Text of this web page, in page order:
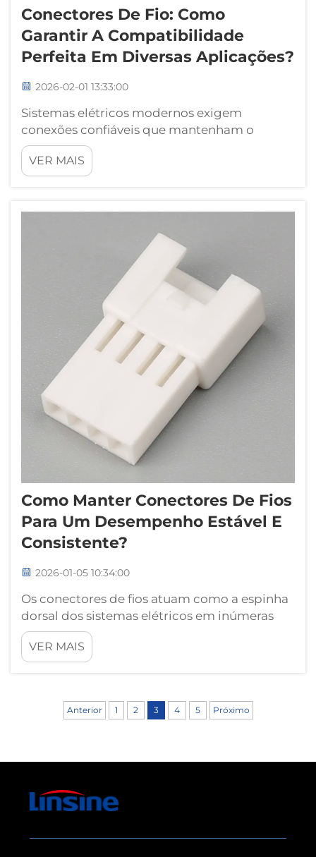
Conectores De Fio: Como
Garantir A Compatibilidade
Perfeita Em Diversas Aplicações?
2026-02-01 13:33:00
Sistemas elétricos modernos exigem
conexões confiáveis que mantenham o
desempenho em diversas aplicações e
ambientes. Os conectores de fio atuam como
a interface crítica entre os componentes
e a transmissão de energia...
VER MAIS
Como Manter Conectores De Fios
Para Um Desempenho Estável E
Consistente?
2026-01-05 10:34:00
Os conectores de fios atuam como a espinha
dorsal dos sistemas elétricos em inúmeras
aplicações, desde instalações residenciais até
máquinas industriais complexas. Esses
componentes críticos garantem conexões
integridade do sinal...
VER MAIS
Anterior 1 2 3 4 5 Próximo